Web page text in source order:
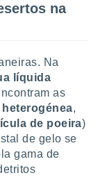
na
Na
líquida
as
,
de poeira)
de gelo se
gama de